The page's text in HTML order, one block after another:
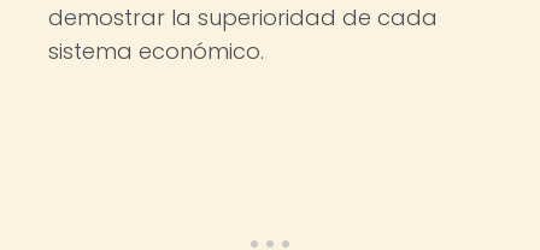
demostrar la superioridad de cada
sistema económico.